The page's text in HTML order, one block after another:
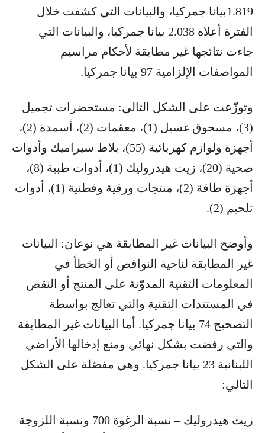
1.819بيانا جمركيا، والبيانات التي كشفت خلال
الفترة أعلاه 2.038 بيانا جمركيا، والبيانات التي
جاءت نتائجها غير مطابقة لأحكام مراسيم
المواصفات الإلزامية 97 بيانا جمركيا.
وتوزّعت على الشكل التالي: مستحضرات تجميل
(3)، ​مسحوق غسيل​ (1)، معقمات (2)، أسمدة (2)،
أجهزة ولوازم كهربائية (55)، بلاط سيراميك وأدوات
صحية (20)، ​زيت هيدروليك​ (1)، أدوات طبية (8)،
أجهزة طاقة (2)، منتجات ورقية وقطنية (1)، أدوات
تلحيم (2).
وأوضح البيانات غير المطابقة هي نوعان: البيانات
غير المطابقة لناحية النواقص أو الخطأ في
المعلومات التقنية المدوّنة على المنتج أو النقص
في المستندات التقنية والتي تعالج بواسطة
التصحيح 74 بيانا جمركيا. أما البيانات غير المطابقة
والتي رفضت بشكل نهائي ومنع إدخالها الأراضي
اللبنانية 23 بيانا جمركيا. وهي مفصّلة على الشكل
التالي:
زيت هيدروليك – نسبة الرغوة 700 ونسبة اللزوجة